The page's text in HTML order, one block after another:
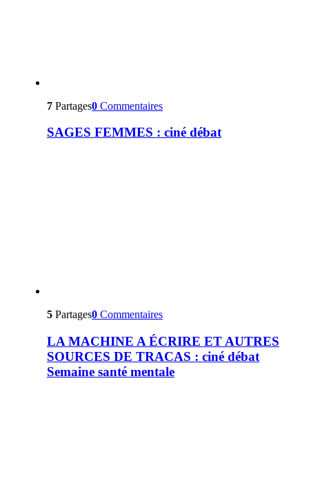
7 Partages0 Commentaires
SAGES FEMMES : ciné débat
5 Partages0 Commentaires
LA MACHINE A ÉCRIRE ET AUTRES
SOURCES DE TRACAS : ciné débat
Semaine santé mentale